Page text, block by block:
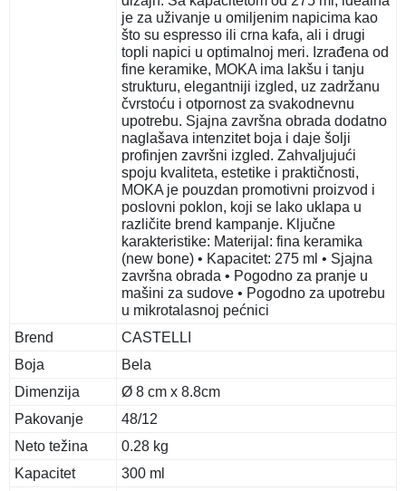
je za uživanje u omiljenim napicima kao
što su espresso ili crna kafa, ali i drugi
topli napici u optimalnoj meri. Izrađena od
fine keramike, MOKA ima lakšu i tanju
strukturu, elegantniji izgled, uz zadržanu
čvrstoću i otpornost za svakodnevnu
upotrebu. Sjajna završna obrada dodatno
naglašava intenzitet boja i daje šolji
profinjen završni izgled. Zahvaljujući
spoju kvaliteta, estetike i praktičnosti,
MOKA je pouzdan promotivni proizvod i
poslovni poklon, koji se lako uklapa u
različite brend kampanje. Ključne
karakteristike: Materijal: fina keramika
(new bone) • Kapacitet: 275 ml • Sjajna
završna obrada • Pogodno za pranje u
mašini za sudove • Pogodno za upotrebu
u mikrotalasnoj pećnici
Brend
CASTELLI
Boja
Bela
Dimenzija
Ø 8 cm x 8.8cm
Pakovanje
48/12
Neto težina
0.28 kg
Kapacitet
300 ml